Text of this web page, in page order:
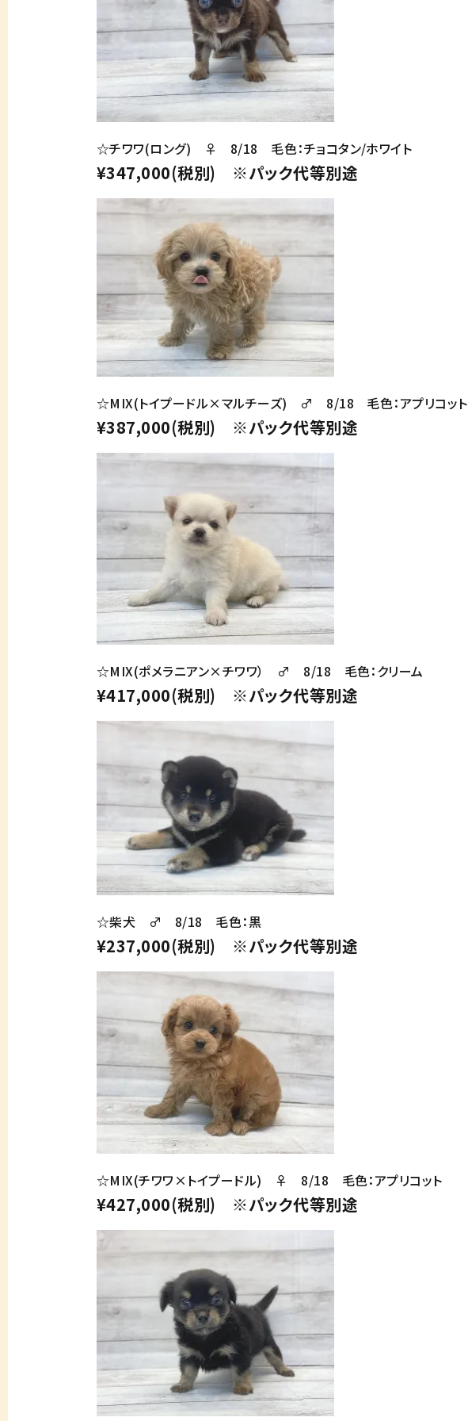
☆チワワ(ロング) ♀ 8/18 毛色：チョコタン/ホワイト
¥347,000(税別) ※パック代等別途
☆MIX(トイプードル×マルチーズ) ♂ 8/18 毛色：アプリコット
¥387,000(税別) ※パック代等別途
☆MIX(ポメラニアン×チワワ） ♂ 8/18 毛色：クリーム
¥417,000(税別) ※パック代等別途
☆柴犬 ♂ 8/18 毛色：黒
¥237,000(税別) ※パック代等別途
☆MIX(チワワ×トイプードル) ♀ 8/18 毛色：アプリコット
¥427,000(税別) ※パック代等別途